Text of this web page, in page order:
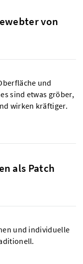
von
und
sind etwas gröber,
wirken kräftiger.
als Patch
und individuelle